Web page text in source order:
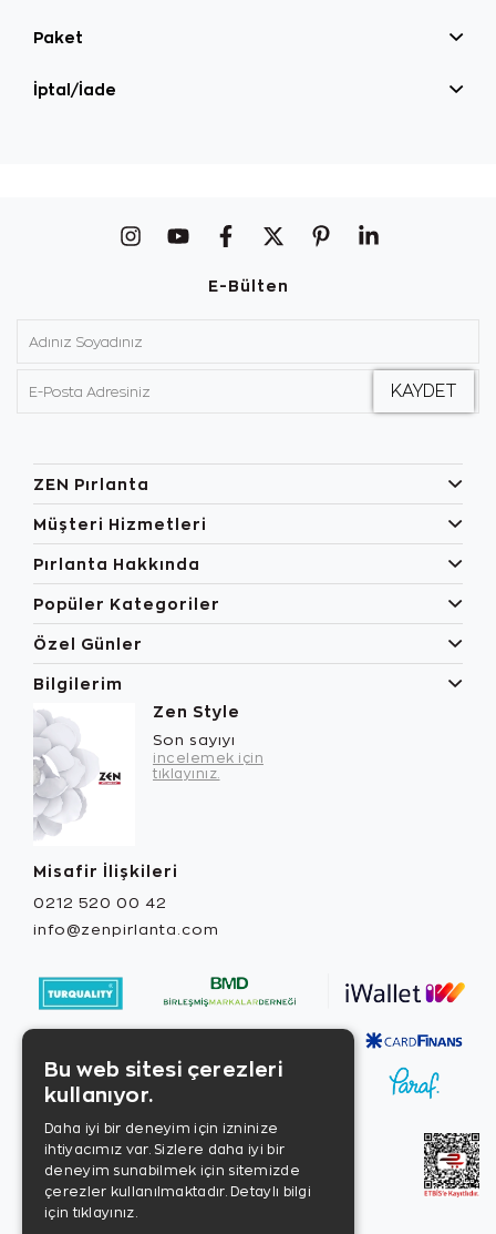
Paket
İptal/İade
E-Bülten
ZEN Pırlanta
Müşteri Hizmetleri
Pırlanta Hakkında
Popüler Kategoriler
Özel Günler
Bilgilerim
Zen Style
Son sayıyı
incelemek için
tıklayınız.
Misafir İlişkileri
0212 520 00 42
info@zenpirlanta.com
Bu web sitesi çerezleri
kullanıyor.
Daha iyi bir deneyim için izninize
ihtiyacımız var. Sizlere daha iyi bir
deneyim sunabilmek için sitemizde
çerezler kullanılmaktadır. Detaylı bilgi
için tıklayınız.